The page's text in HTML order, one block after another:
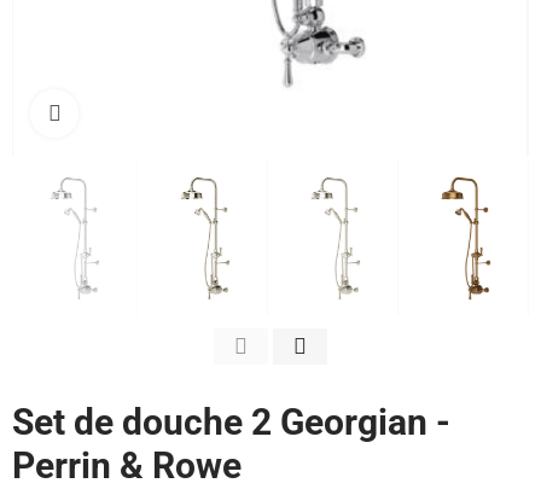
Set de douche 2 Georgian -
Perrin & Rowe